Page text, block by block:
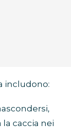
includono:
caccia nei